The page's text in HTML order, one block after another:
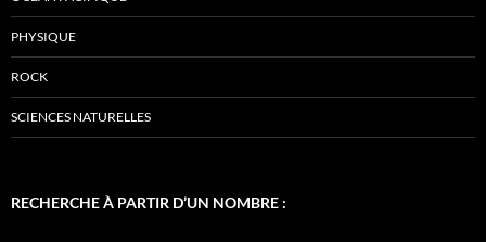
PHYSIQUE
ROCK
SCIENCES NATURELLES
RECHERCHE À PARTIR D’UN NOMBRE :